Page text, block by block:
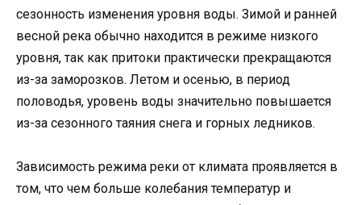
сезонность изменения уровня воды. Зимой и ранней
весной река обычно находится в режиме низкого
уровня, так как притоки практически прекращаются
из-за заморозков. Летом и осенью, в период
половодья, уровень воды значительно повышается
из-за сезонного таяния снега и горных ледников.
Зависимость режима реки от климата проявляется в
том, что чем больше колебания температур и